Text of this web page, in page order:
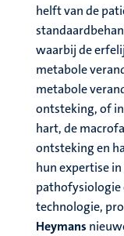
helft van de
waarbij de
metabole
metabole
ontsteking, of
hart, de
ontsteking en
hun expertise
pathofysiologie
technologie,
Heymans